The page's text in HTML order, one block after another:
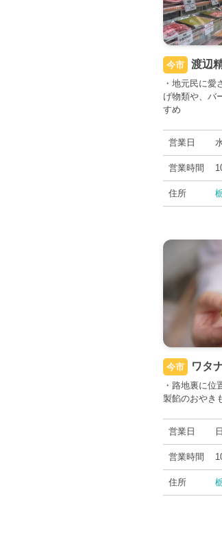
今市 渡辺
・地元民に愛
げ物類や、バ
すめ
営業日
営業時間
住所
今市 ワタ
・路地裏に位
製餡のおやき
営業日
営業時間
住所